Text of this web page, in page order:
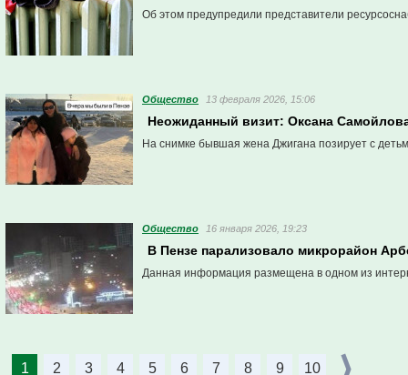
Об этом предупредили представители
Общество 13 февраля 2026, 15:06
Неожиданный визит: Оксана
На снимке бывшая жена Джигана позирует с
Общество 16 января 2026, 19:23
В Пензе парализовало микрорайон
Данная информация размещена в одном из
1 2 3 4 5 6 7 8 9 10